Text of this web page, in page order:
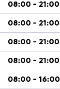
08:00 - 21:00
08:00 - 21:00
08:00 - 21:00
08:00 - 21:00
08:00 - 16:00